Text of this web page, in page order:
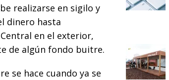
realizarse en sigilo y
dinero hasta
en el exterior,
de algún fondo buitre.
se hace cuando ya se